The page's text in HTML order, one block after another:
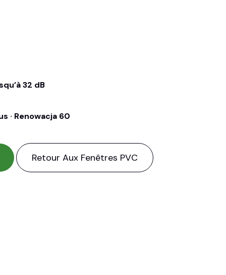
32 dB
· Renowacja 60
Retour Aux Fenêtres PVC